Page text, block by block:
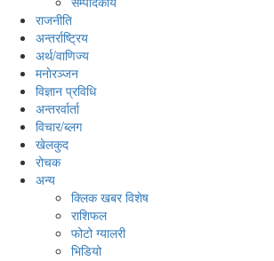
राजनीति
अन्तर्राष्ट्रिय
अर्थ/वाणिज्य
मनाेरञ्जन
विज्ञान प्रविधि
अन्तरर्वार्ता
विचार/ब्लग
खेलकुद
रोचक
अन्य
क्लिक खबर विशेष
राशिफल
फोटो ग्यालरी
भिडियो